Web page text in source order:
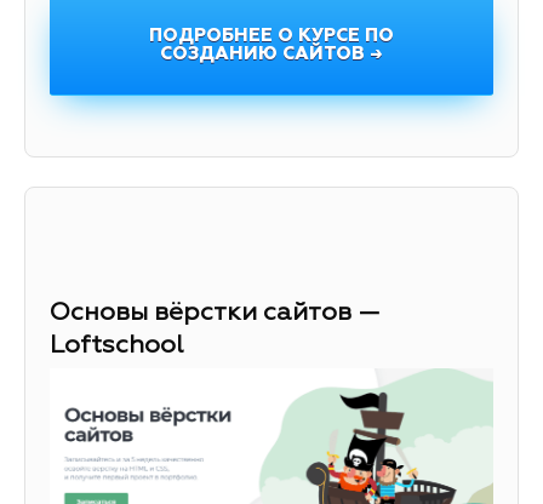
ПОДРОБНЕЕ О КУРСЕ ПО
СОЗДАНИЮ САЙТОВ →
Основы вёрстки сайтов —
Loftschool